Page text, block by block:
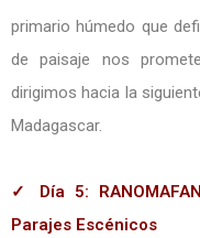
primario húmedo que
de paisaje nos
dirigimos hacia la
Madagascar.
✓ Día 5:
Parajes Escénicos